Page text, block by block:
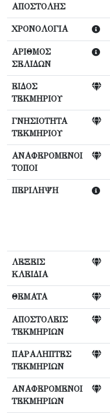
ΑΠΟΣΤΟΛΗΣ
ΧΡΟΝΟΛΟΓΙΑ
ΑΡΙΘΜΟΣ
ΣΕΛΙΔΩΝ
ΕΙΔΟΣ
ΤΕΚΜΗΡΙΟΥ
ΓΝΗΣΙΟΤΗΤΑ
ΤΕΚΜΗΡΙΟΥ
ΑΝΑΦΕΡΟΜΕΝΟΙ
ΤΟΠΟΙ
ΠΕΡΙΛΗΨΗ
ΛΕΞΕΙΣ
ΚΛΕΙΔΙΑ
ΘΕΜΑΤΑ
ΑΠΟΣΤΟΛΕΙΣ
ΤΕΚΜΗΡΙΩΝ
ΠΑΡΑΛΗΠΤΕΣ
ΤΕΚΜΗΡΙΩΝ
ΑΝΑΦΕΡΟΜΕΝΟΙ
ΤΕΚΜΗΡΙΩΝ